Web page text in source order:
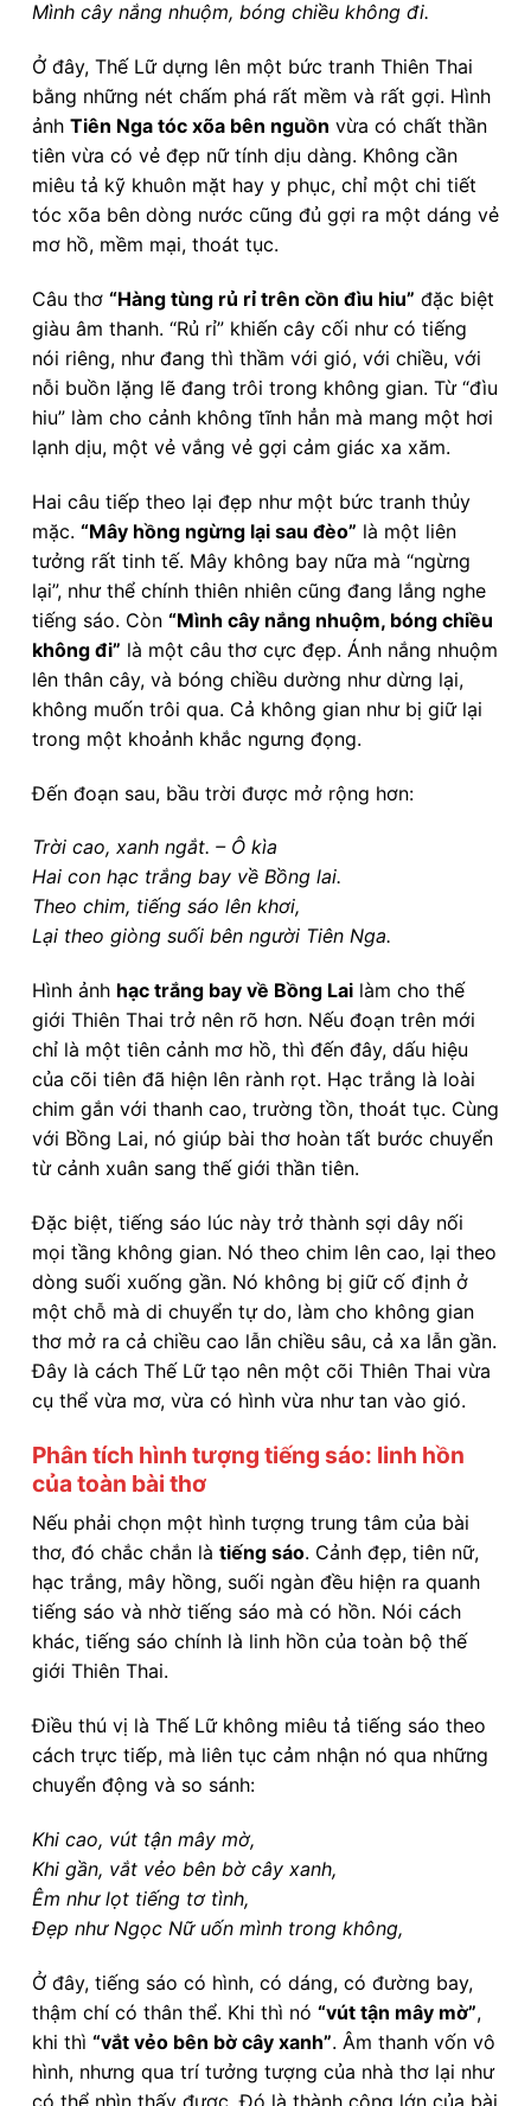
Mình cây nắng nhuộm, bóng chiều không đi.
Ở đây, Thế Lữ dựng lên một bức tranh Thiên Thai
bằng những nét chấm phá rất mềm và rất gợi. Hình
ảnh Tiên Nga tóc xõa bên nguồn vừa có chất thần
tiên vừa có vẻ đẹp nữ tính dịu dàng. Không cần
miêu tả kỹ khuôn mặt hay y phục, chỉ một chi tiết
tóc xõa bên dòng nước cũng đủ gợi ra một dáng vẻ
mơ hồ, mềm mại, thoát tục.
Câu thơ “Hàng tùng rủ rỉ trên cồn đìu hiu” đặc biệt
giàu âm thanh. “Rủ rỉ” khiến cây cối như có tiếng
nói riêng, như đang thì thầm với gió, với chiều, với
nỗi buồn lặng lẽ đang trôi trong không gian. Từ “đìu
hiu” làm cho cảnh không tĩnh hẳn mà mang một hơi
lạnh dịu, một vẻ vắng vẻ gợi cảm giác xa xăm.
Hai câu tiếp theo lại đẹp như một bức tranh thủy
mặc. “Mây hồng ngừng lại sau đèo” là một liên
tưởng rất tinh tế. Mây không bay nữa mà “ngừng
lại”, như thể chính thiên nhiên cũng đang lắng nghe
tiếng sáo. Còn “Mình cây nắng nhuộm, bóng chiều
không đi” là một câu thơ cực đẹp. Ánh nắng nhuộm
lên thân cây, và bóng chiều dường như dừng lại,
không muốn trôi qua. Cả không gian như bị giữ lại
trong một khoảnh khắc ngưng đọng.
Đến đoạn sau, bầu trời được mở rộng hơn:
Trời cao, xanh ngắt. – Ô kìa
Hai con hạc trắng bay về Bồng lai.
Theo chim, tiếng sáo lên khơi,
Lại theo giòng suối bên người Tiên Nga.
Hình ảnh hạc trắng bay về Bồng Lai làm cho thế
giới Thiên Thai trở nên rõ hơn. Nếu đoạn trên mới
chỉ là một tiên cảnh mơ hồ, thì đến đây, dấu hiệu
của cõi tiên đã hiện lên rành rọt. Hạc trắng là loài
chim gắn với thanh cao, trường tồn, thoát tục. Cùng
với Bồng Lai, nó giúp bài thơ hoàn tất bước chuyển
từ cảnh xuân sang thế giới thần tiên.
Đặc biệt, tiếng sáo lúc này trở thành sợi dây nối
mọi tầng không gian. Nó theo chim lên cao, lại theo
dòng suối xuống gần. Nó không bị giữ cố định ở
một chỗ mà di chuyển tự do, làm cho không gian
thơ mở ra cả chiều cao lẫn chiều sâu, cả xa lẫn gần.
Đây là cách Thế Lữ tạo nên một cõi Thiên Thai vừa
cụ thể vừa mơ, vừa có hình vừa như tan vào gió.
Phân tích hình tượng tiếng sáo: linh hồn
của toàn bài thơ
Nếu phải chọn một hình tượng trung tâm của bài
thơ, đó chắc chắn là tiếng sáo. Cảnh đẹp, tiên nữ,
hạc trắng, mây hồng, suối ngàn đều hiện ra quanh
tiếng sáo và nhờ tiếng sáo mà có hồn. Nói cách
khác, tiếng sáo chính là linh hồn của toàn bộ thế
giới Thiên Thai.
Điều thú vị là Thế Lữ không miêu tả tiếng sáo theo
cách trực tiếp, mà liên tục cảm nhận nó qua những
chuyển động và so sánh:
Khi cao, vút tận mây mờ,
Khi gần, vắt vẻo bên bờ cây xanh,
Êm như lọt tiếng tơ tình,
Đẹp như Ngọc Nữ uốn mình trong không,
Ở đây, tiếng sáo có hình, có dáng, có đường bay,
thậm chí có thân thể. Khi thì nó “vút tận mây mờ”,
khi thì “vắt vẻo bên bờ cây xanh”. Âm thanh vốn vô
hình, nhưng qua trí tưởng tượng của nhà thơ lại như
có thể nhìn thấy được. Đó là thành công lớn của bài